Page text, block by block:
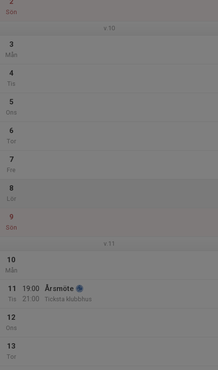
Sön
v.10
3
Mån
4
Tis
5
Ons
6
Tor
7
Fre
8
Lör
9
Sön
v.11
10
Mån
11
Tis
19:00
21:00
Årsmöte
Ticksta klubbhus
12
Ons
13
Tor